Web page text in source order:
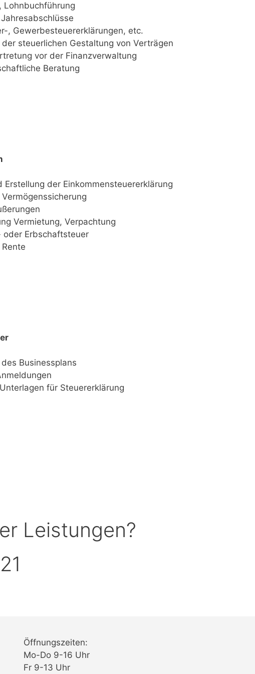
Lohnbuchführung
, Gewerbesteuerer­klä­rung­en, etc.
steuerlichen Gestaltung von Ver­trä­gen
vor der Finanzverwaltung
Beratung
Erstellung der Einkommensteuererklärung
Vermietung, Verpachtung
oder Erb­schaft­steu­er
Businessplans
für Steuererklärung
Leistungen?
Öffnungszeiten:
Mo-Do 9-16 Uhr
Fr 9-13 Uhr